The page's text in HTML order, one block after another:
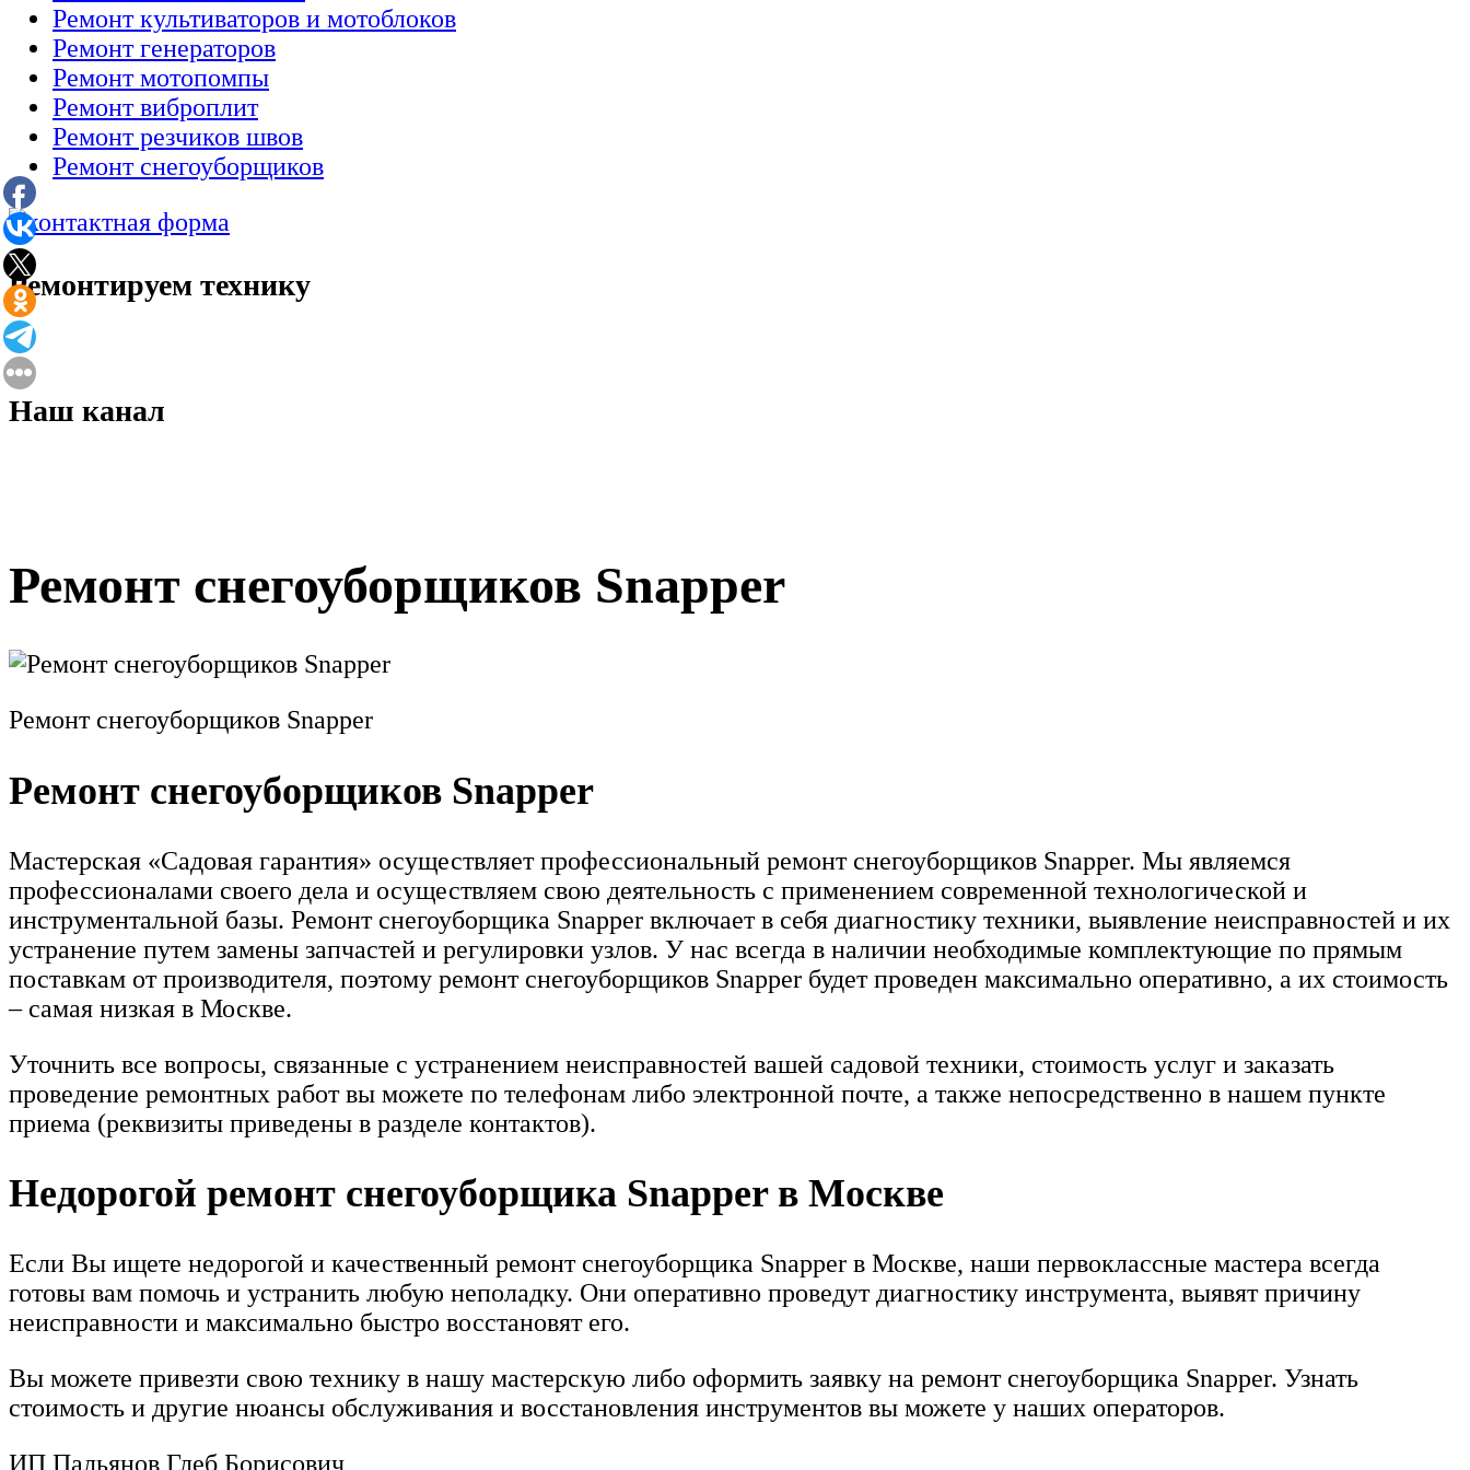
Ремонт культиваторов и мотоблоков
Ремонт генераторов
Ремонт мотопомпы
Ремонт виброплит
Ремонт резчиков швов
Ремонт снегоуборщиков
Ремонтируем технику
Наш канал
Ремонт снегоуборщиков Snapper
Ремонт снегоуборщиков Snapper
Ремонт снегоуборщиков Snapper
Мастерская «Садовая гарантия» осуществляет профессиональный ремонт снегоуборщиков Snapper. Мы являемся
профессионалами своего дела и осуществляем свою деятельность с применением современной технологической и
инструментальной базы. Ремонт снегоуборщика Snapper включает в себя диагностику техники, выявление неисправностей и их
устранение путем замены запчастей и регулировки узлов. У нас всегда в наличии необходимые комплектующие по прямым
поставкам от производителя, поэтому ремонт снегоуборщиков Snapper будет проведен максимально оперативно, а их стоимость
– самая низкая в Москве.
Уточнить все вопросы, связанные с устранением неисправностей вашей садовой техники, стоимость услуг и заказать
проведение ремонтных работ вы можете по телефонам либо электронной почте, а также непосредственно в нашем пункте
приема (реквизиты приведены в разделе контактов).
Недорогой ремонт снегоуборщика Snapper в Москве
Если Вы ищете недорогой и качественный ремонт снегоуборщика Snapper в Москве, наши первоклассные мастера всегда
готовы вам помочь и устранить любую неполадку. Они оперативно проведут диагностику инструмента, выявят причину
неисправности и максимально быстро восстановят его.
Вы можете привезти свою технику в нашу мастерскую либо оформить заявку на ремонт снегоуборщика Snapper. Узнать
стоимость и другие нюансы обслуживания и восстановления инструментов вы можете у наших операторов.
ИП Пальянов Глеб Борисович